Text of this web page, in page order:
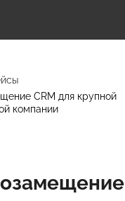
CRM для крупной
компании